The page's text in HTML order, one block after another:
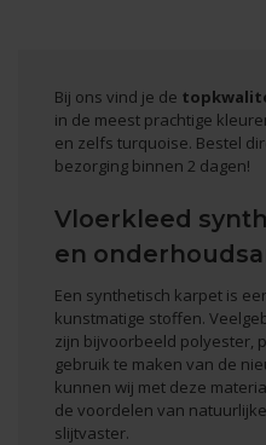
Bij ons vind je de
in de meest prachtige
en zelfs turquoise. Bestel
bezorging binnen 2 dagen!
Vloerkleed
en
Een synthetisch karpet is
kunstmatige stoffen.
zijn bijvoorbeeld polyester,
gebruik te maken van de
kunnen wij met deze
de voordelen van
slijtvaster.